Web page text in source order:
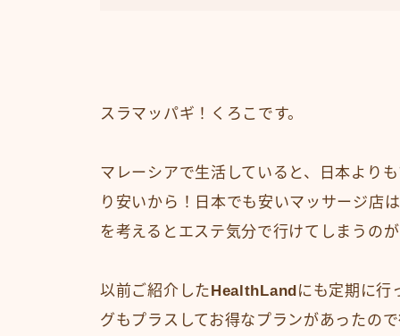
スラマッパギ！くろこです。
マレーシアで生活していると、日本より
り安いから！日本でも安いマッサージ店
を考えるとエステ気分で行けてしまうの
以前ご紹介したHealthLandにも定期に行
グもプラスしてお得なプランがあったの